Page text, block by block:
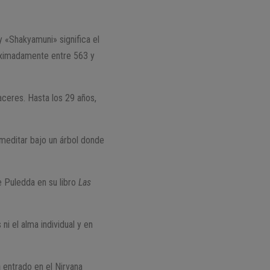
«Shakyamuni» significa el
entre 563 y
Hasta los 29 años,
bajo un árbol donde
Puledda en su libroLas
el alma individual y en
en el Nirvana